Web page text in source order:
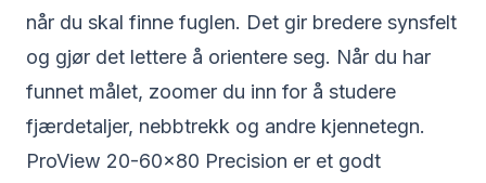
når du skal finne fuglen. Det gir bredere synsfelt
og gjør det lettere å orientere seg. Når du har
funnet målet, zoomer du inn for å studere
fjærdetaljer, nebbtrekk og andre kjennetegn.
ProView 20-60×80 Precision er et godt